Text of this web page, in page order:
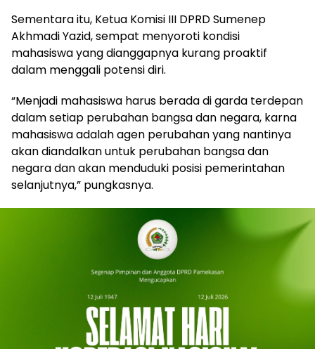
Sementara itu, Ketua Komisi III DPRD Sumenep
Akhmadi Yazid, sempat menyoroti kondisi
mahasiswa yang dianggapnya kurang proaktif
dalam menggali potensi diri.
“Menjadi mahasiswa harus berada di garda terdepan
dalam setiap perubahan bangsa dan negara, karna
mahasiswa adalah agen perubahan yang nantinya
akan diandalkan untuk perubahan bangsa dan
negara dan akan menduduki posisi pemerintahan
selanjutnya,” pungkasnya.